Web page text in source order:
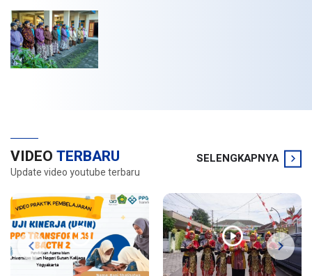
VIDEOTERBARU
Update video youtube terbaru
SELENGKAPNYA